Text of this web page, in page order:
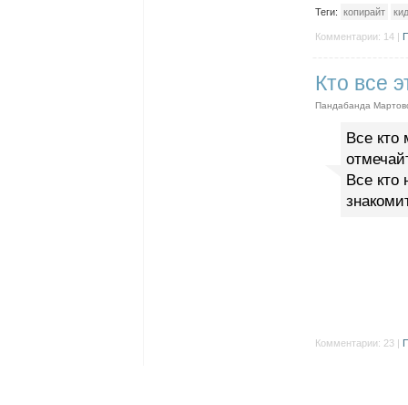
Теги: копирайт
Комментарии: 14 |
Кто все
Пандабанда
Все кто
Все кто
Комментарии: 23 |